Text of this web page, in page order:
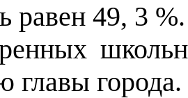
равен 49, 3 %.
главы города.